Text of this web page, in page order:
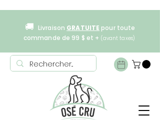
🚚 Livraison GRATUITE pour toute
commande de 99 $ et + (avant taxes)